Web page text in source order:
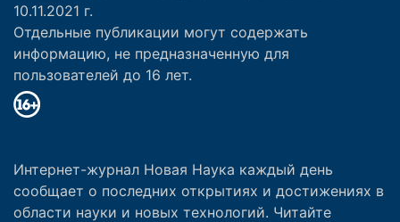
10.11.2021 г.
Отдельные публикации могут содержать
информацию, не предназначенную для
пользователей до 16 лет.
Интернет-журнал Новая Наука каждый день
сообщает о последних открытиях и достижениях в
области науки и новых технологий. Читайте